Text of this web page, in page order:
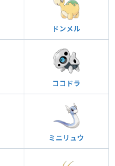
ドンメル
ココドラ
ミニリュウ